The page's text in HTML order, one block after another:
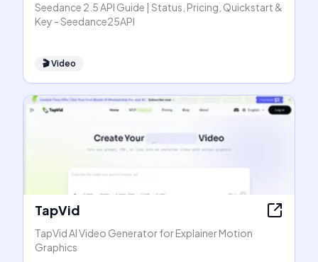
Seedance 2.5 API Guide | Status, Pricing, Quickstart &
Key - Seedance25API
🎬Video
TapVid
TapVid AI Video Generator for Explainer Motion
Graphics